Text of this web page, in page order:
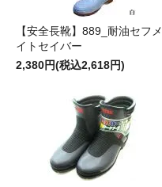
【安全長靴】889_耐油セフメ
イトセイバー
2,380円(税込2,618円)